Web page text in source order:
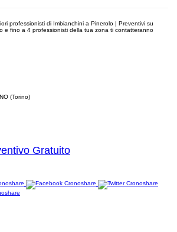
professionisti di Imbianchini a Pinerolo | Preventivi su
e fino a 4 professionisti della tua zona ti contatteranno
Gratuito